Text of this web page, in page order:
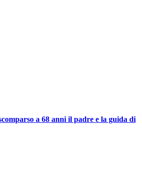
a 68 anni il padre e la guida di